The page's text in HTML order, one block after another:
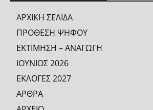
ΑΡΧΙΚΗ ΣΕΛΙΔΑ
ΠΡΟΘΕΣΗ ΨΗΦΟΥ
ΕΚΤΙΜΗΣΗ – ΑΝΑΓΩΓΗ
ΙΟΥΝΙΟΣ 2026
ΕΚΛΟΓΕΣ 2027
ΑΡΘΡΑ